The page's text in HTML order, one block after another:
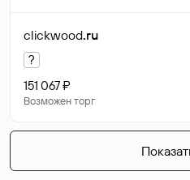
clickwood.ru
?
151 067 ₽
Возможен торг